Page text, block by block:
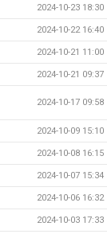
2024-10-23 18:30
2024-10-22 16:40
2024-10-21 11:00
2024-10-21 09:37
2024-10-17 09:58
2024-10-09 15:10
2024-10-08 16:15
2024-10-07 15:34
2024-10-06 16:32
2024-10-03 17:33